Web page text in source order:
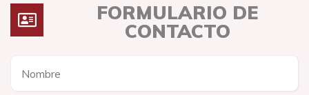
FORMULARIO DE
CONTACTO